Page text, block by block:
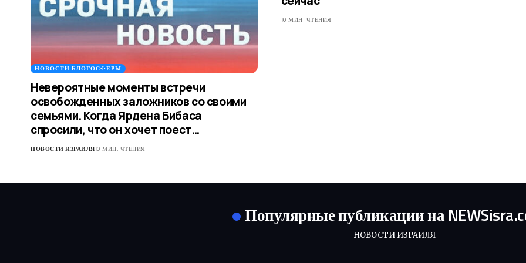
НОВОСТИ БЛОГОСФЕРЫ
Невероятные моменты встречи
освобожденных заложников со своими
семьями. Когда Ярдена Бибаса
спросили, что он хочет поест…
НОВОСТИ ИЗРАИЛЯ 0 МИН. ЧТЕНИЯ
0 МИН. ЧТЕНИЯ
Популярные публикации на
НОВОСТИ ИЗРАИЛЯ